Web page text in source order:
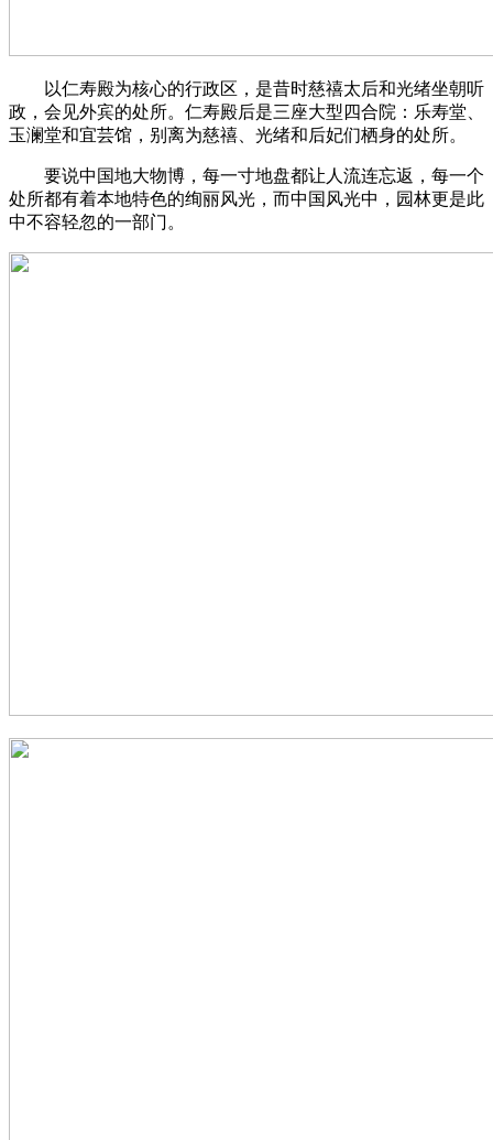
以仁寿殿为核心的行政区，是昔时慈禧太后和光绪坐朝听
政，会见外宾的处所。仁寿殿后是三座大型四合院：乐寿堂、
玉澜堂和宜芸馆，别离为慈禧、光绪和后妃们栖身的处所。
要说中国地大物博，每一寸地盘都让人流连忘返，每一个
处所都有着本地特色的绚丽风光，而中国风光中，园林更是此
中不容轻忽的一部门。